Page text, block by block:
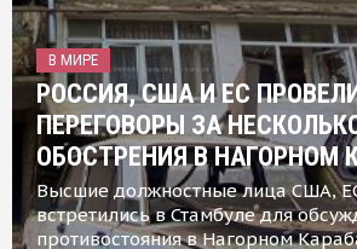
В МИРЕ
РОССИЯ, США И ЕС
ПЕРЕГОВОРЫ ЗА
ОБОСТРЕНИЯ В НАГОРНОМ
Высшие должностные лица США,
встретились в Стамбуле для
противостояния в Нагорном